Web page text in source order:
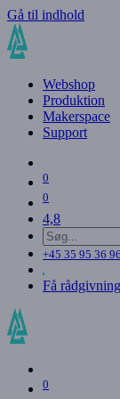
Gå til indhold
Webshop
Produktion
Makerspace
Support
0
0
4,8
+45 35 95 36 96
Få rådgivning
0